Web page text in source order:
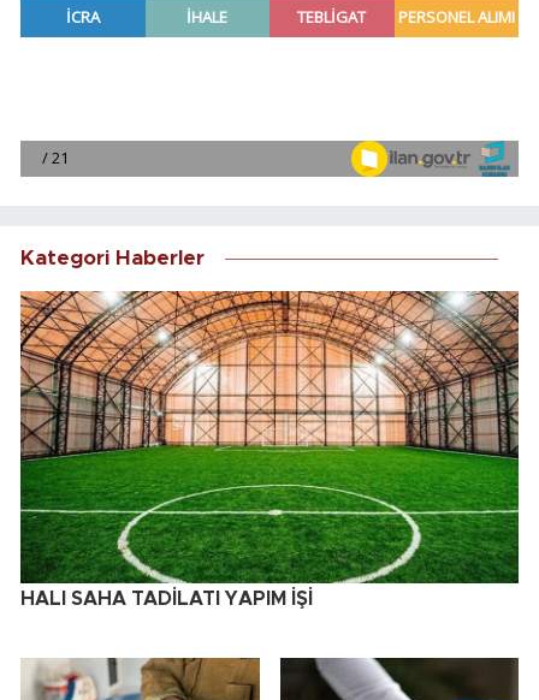
Kategori Haberler
HALI SAHA TADİLATI YAPIM İŞİ